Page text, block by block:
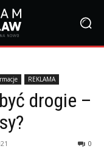
REKLAMA
drogie –
0